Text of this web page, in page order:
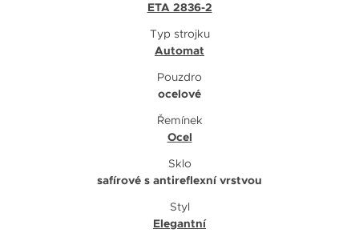
ETA 2836-2
Typ strojku
Automat
Pouzdro
ocelové
Řemínek
Ocel
Sklo
safírové s antireflexní vrstvou
Styl
Elegantní